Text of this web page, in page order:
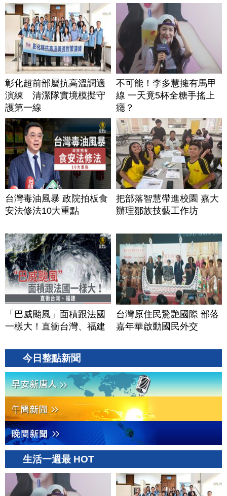
彰化超前部屬抗高溫調適
演練 清潔隊實境模擬守
護第一線
不可能！李多慧擁有馬甲
線 一天竟5杯全糖手搖上
癮？
台灣毒油風暴 政院拍板食
安法修法10大重點
把部落智慧帶進校園 嘉大
辦理鄒族技藝工作坊
「巴威颱風」面積跟法國
一樣大！直衝台灣、福建
台灣原住民驚艷國際 部落
嘉年華啟動國民外交
今日整點新聞
生活一週最 HOT